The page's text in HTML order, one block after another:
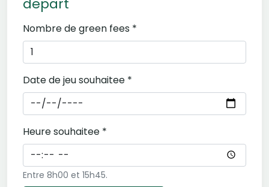
depart
Nombre de green fees *
Date de jeu souhaitee *
Heure souhaitee *
Entre 8h00 et 15h45.